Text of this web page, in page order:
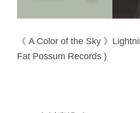
《 A Color of the Sky 》
Fat Possum Records )​